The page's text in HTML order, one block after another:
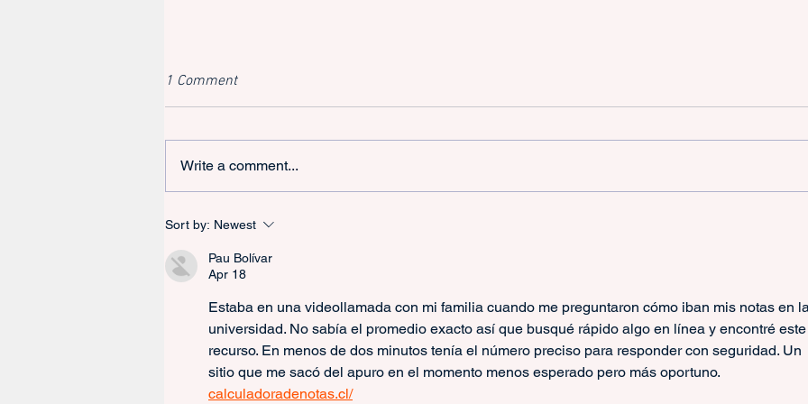
Dando Saltos en la Oficina: Por
qué las Empresas Necesitan
Rebotar hacia los Deportes
1 Comment
Write a comment...
Sort by: Newest
Pau Bolívar
Apr 18
Estaba en una videollamada con mi familia cuando me preguntaron cómo iban mis notas en
universidad. No sabía el promedio exacto así que busqué rápido algo en línea y encontré este
recurso. En menos de dos minutos tenía el número preciso para responder con seguridad. Un
sitio que me sacó del apuro en el momento menos esperado pero más oportuno.
calculadoradenotas.cl/